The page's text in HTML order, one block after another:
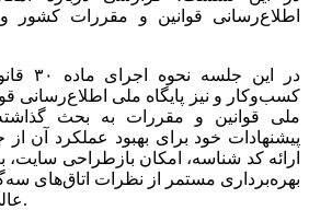
اطلاع‌رسانی قوانین و مقررات کشور
در
کسب‌وکار و نیز پایگاه ملی اطلاع‌رسانی
ملی قوانین و مقررات به بحث
پیشنهادات خود برای بهبود عملکرد آن از
ارائه کد شناسه، امکان بازطراحی سایت،
بهره‌برداری مستمر از نظرات اتاق‌های
عالی کارفرمایی ارائه کردند.